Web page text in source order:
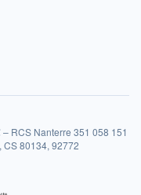
RCS Nanterre 351 058 151
CS 80134, 92772